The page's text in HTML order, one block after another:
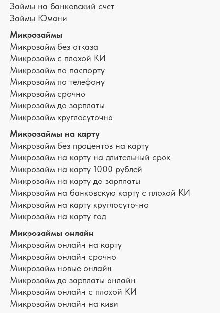
Займы на банковский счет
Займы Юмани
Микрозаймы
Микрозайм без отказа
Микрозайм с плохой КИ
Микрозайм по паспорту
Микрозайм по телефону
Микрозайм срочно
Микрозайм до зарплаты
Микрозайм круглосуточно
Микрозаймы на карту
Микрозайм без процентов на карту
Микрозайм на карту на длительный срок
Микрозайм на карту 1000 рублей
Микрозайм на карту до зарплаты
Микрозайм на банковскую карту с плохой КИ
Микрозайм на карту круглосуточно
Микрозайм на карту год
Микрозаймы онлайн
Микрозайм онлайн на карту
Микрозайм онлайн срочно
Микрозайм новые онлайн
Микрозайм до зарплаты онлайн
Микрозайм онлайн с плохой КИ
Микрозайм онлайн на киви